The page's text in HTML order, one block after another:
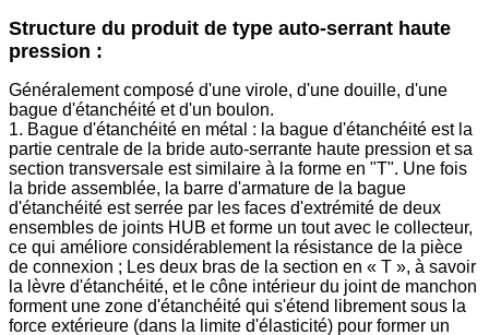
Structure du produit de type auto-serrant haute
pression :
Généralement composé d'une virole, d'une douille, d'une
bague d'étanchéité et d'un boulon.
1. Bague d'étanchéité en métal : la bague d'étanchéité est la
partie centrale de la bride auto-serrante haute pression et sa
section transversale est similaire à la forme en "T". Une fois
la bride assemblée, la barre d'armature de la bague
d'étanchéité est serrée par les faces d'extrémité de deux
ensembles de joints HUB et forme un tout avec le collecteur,
ce qui améliore considérablement la résistance de la pièce
de connexion ; Les deux bras de la section en « T », à savoir
la lèvre d'étanchéité, et le cône intérieur du joint de manchon
forment une zone d'étanchéité qui s'étend librement sous la
force extérieure (dans la limite d'élasticité) pour former un